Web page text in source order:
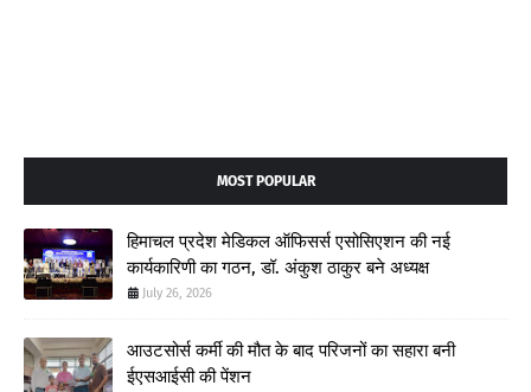
MOST POPULAR
हिमाचल प्रदेश मेडिकल ऑफिसर्स एसोसिएशन की नई
कार्यकारिणी का गठन, डॉ. अंकुश ठाकुर बने अध्यक्ष
July 26, 2026
आउटसोर्स कर्मी की मौत के बाद परिजनों का सहारा बनी
ईएसआईसी की पेंशन